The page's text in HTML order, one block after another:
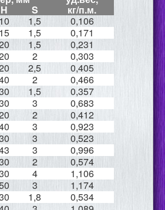
кг/п.м.
Н
S
10 1,5
0,106
15 1,5
0,171
1,5
0,231
2
0,303
2,5
0,405
2
0,466
1,5
0,357
3
0,683
2
0,412
3
0,923
3
0,523
3
0,996
2
0,574
4
1,106
3
1,174
1,8
0,534